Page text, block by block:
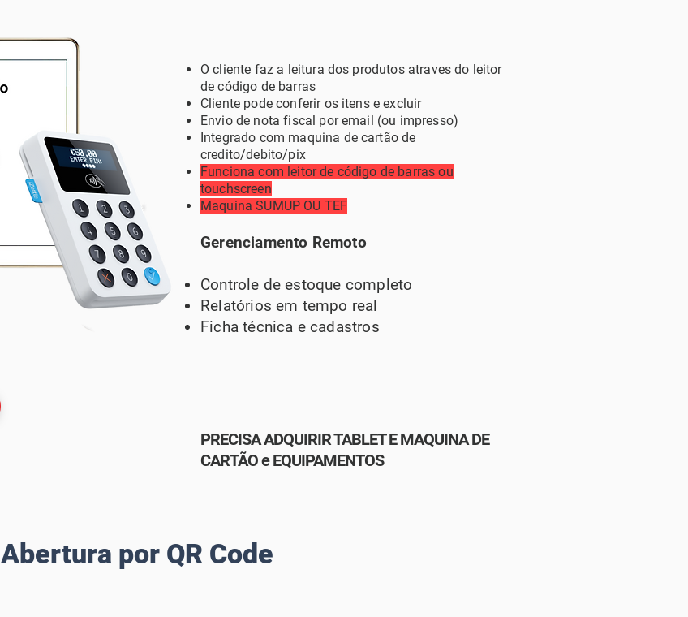
O cliente faz a leitura dos produtos atraves do leitor
de código de barras
Cliente pode conferir os itens e excluir
Envio de nota fiscal por email (ou impresso)
Integrado com maquina de cartão de
credito/debito/pix
Funciona com leitor de código de barras ou
touchscreen
MaquinaSUMUP OU TEF
Gerenciamento Remoto
Controle de estoque completo
Relatórios em tempo real
Ficha técnica e cadastros
PRECISA ADQUIRIR TABLET E MAQUINA DE
CARTÃO e EQUIPAMENTOS
Abertura por QR Code